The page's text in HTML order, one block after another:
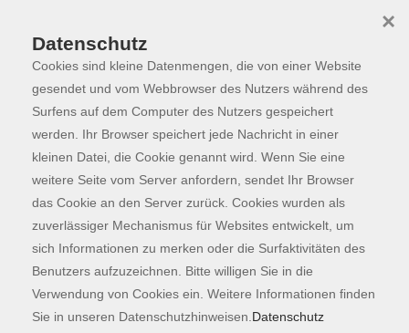
Skip to main content
Programm
Der Kurs konnte nicht gefunden werden.
Kontaktformular
Impressum
AGB
Datenschutzerklärung
Datenschutz
Cookies sind kleine Datenmengen, die von einer Website
gesendet und vom Webbrowser des Nutzers während des
Surfens auf dem Computer des Nutzers gespeichert
werden. Ihr Browser speichert jede Nachricht in einer
kleinen Datei, die Cookie genannt wird. Wenn Sie eine
weitere Seite vom Server anfordern, sendet Ihr Browser
das Cookie an den Server zurück. Cookies wurden als
zuverlässiger Mechanismus für Websites entwickelt, um
sich Informationen zu merken oder die Surfaktivitäten des
Benutzers aufzuzeichnen. Bitte willigen Sie in die
Verwendung von Cookies ein. Weitere Informationen finden
Sie in unseren Datenschutzhinweisen. Datenschutz
×